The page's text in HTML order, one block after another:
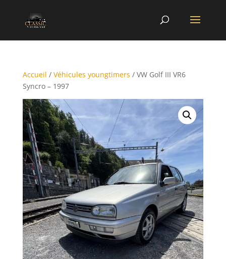
Accueil / Véhicules youngtimers / VW Golf III VR6
Syncro – 1997